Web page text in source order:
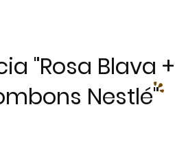
"Rosa Blava +
Nestlé"